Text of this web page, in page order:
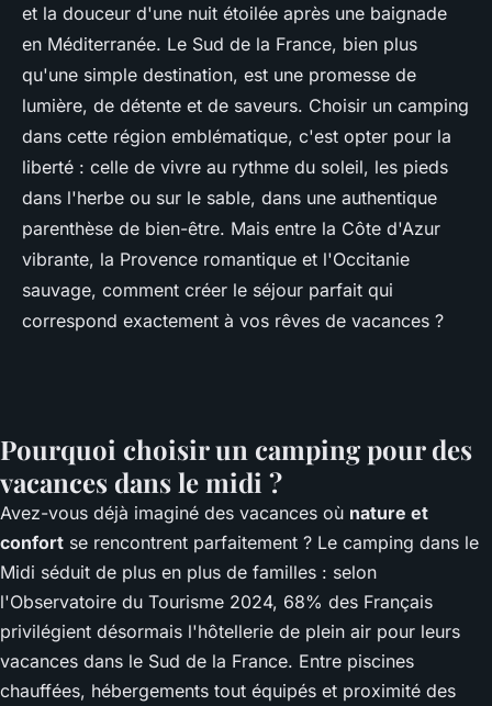
et la douceur d'une nuit étoilée après une baignade
en Méditerranée. Le Sud de la France, bien plus
qu'une simple destination, est une promesse de
lumière, de détente et de saveurs. Choisir un camping
dans cette région emblématique, c'est opter pour la
liberté : celle de vivre au rythme du soleil, les pieds
dans l'herbe ou sur le sable, dans une authentique
parenthèse de bien-être. Mais entre la Côte d'Azur
vibrante, la Provence romantique et l'Occitanie
sauvage, comment créer le séjour parfait qui
correspond exactement à vos rêves de vacances ?
Pourquoi choisir un camping pour des
vacances dans le midi ?
Avez-vous déjà imaginé des vacances où nature et
confort se rencontrent parfaitement ? Le camping dans le
Midi séduit de plus en plus de familles : selon
l'Observatoire du Tourisme 2024, 68% des Français
privilégient désormais l'hôtellerie de plein air pour leurs
vacances dans le Sud de la France. Entre piscines
chauffées, hébergements tout équipés et proximité des